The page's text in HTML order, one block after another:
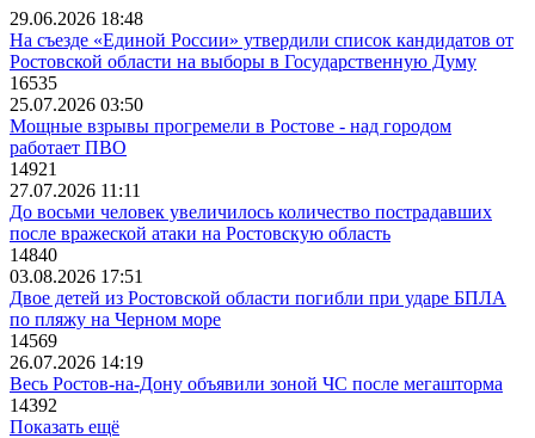
29.06.2026 18:48
На съезде «Единой России» утвердили список кандидатов от
Ростовской области на выборы в Государственную Думу
16535
25.07.2026 03:50
Мощные взрывы прогремели в Ростове - над городом
работает ПВО
14921
27.07.2026 11:11
До восьми человек увеличилось количество пострадавших
после вражеской атаки на Ростовскую область
14840
03.08.2026 17:51
Двое детей из Ростовской области погибли при ударе БПЛА
по пляжу на Черном море
14569
26.07.2026 14:19
Весь Ростов-на-Дону объявили зоной ЧС после мегашторма
14392
Показать ещё